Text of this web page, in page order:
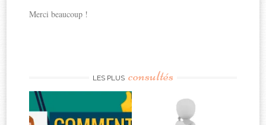
Merci beaucoup !
LES PLUS consultés